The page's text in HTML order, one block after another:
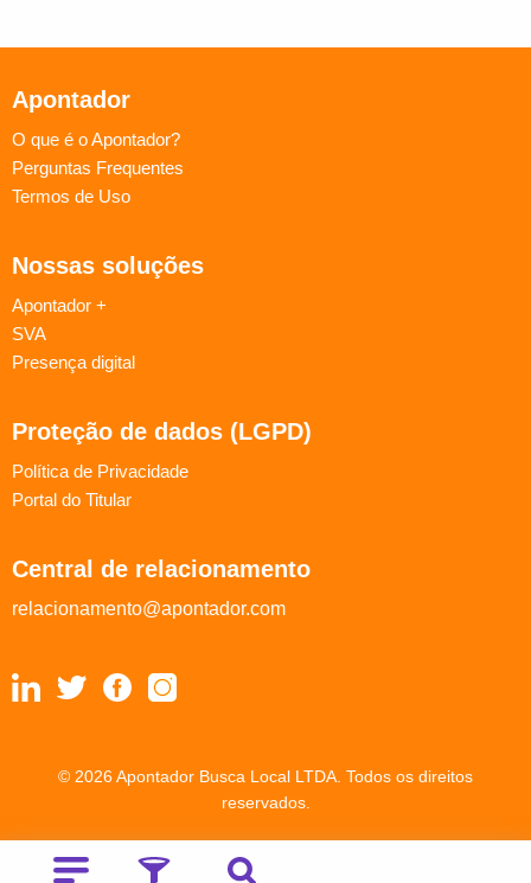
Apontador
O que é o Apontador?
Perguntas Frequentes
Termos de Uso
Nossas soluções
Apontador +
SVA
Presença digital
Proteção de dados (LGPD)
Política de Privacidade
Portal do Titular
Central de relacionamento
relacionamento@apontador.com
© 2026 Apontador Busca Local LTDA. Todos os direitos
reservados.